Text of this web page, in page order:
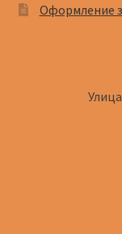
Оформление